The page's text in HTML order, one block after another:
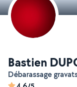
Bastien
Débarassage